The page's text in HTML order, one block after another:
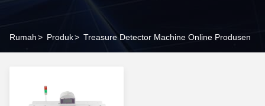
Rumah> Produk> Treasure Detector Machine Online Produsen